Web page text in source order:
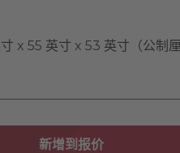
x 55 英寸 x 53 英寸（公制
新增到报价